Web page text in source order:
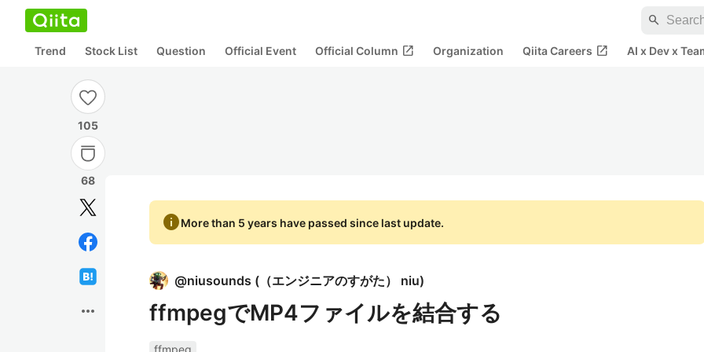
search
Trend Stock List Question Official Event Official Column open_in_new Organization Qiita Careers open_in_new AI x Dev x
105
68
more_horiz
infoMore than 5 years have passed since last update.
@niusounds ( （エンジニアのすがた） niu)
ffmpegでMP4ファイルを結合する
ffmpeg